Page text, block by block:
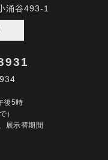
涌谷493-1
後5時
）
展示替期間